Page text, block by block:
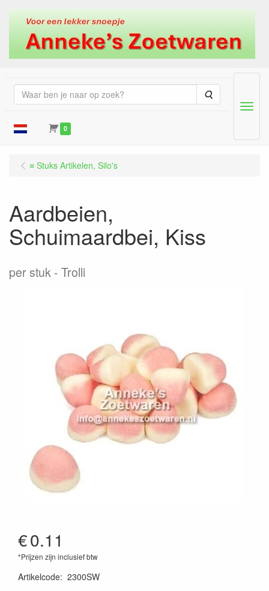
Zoeken
0
Menu
≡ Stuks Artikelen, Silo's
Aardbeien,
Schuimaardbei, Kiss
per stuk Trolli
€0.11
*Prijzen zijn inclusief btw
Artikelcode: 2300SW